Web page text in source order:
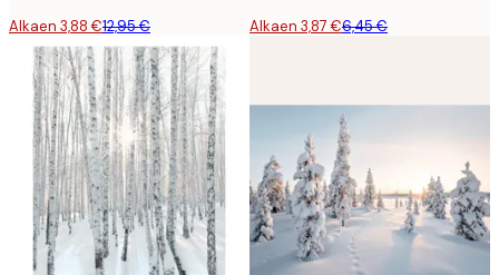
Alkaen 3,88 €12,95 € Alkaen 3,87 €6,45 €